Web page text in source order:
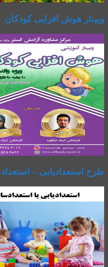
وبینار هوش افزایی کودکان
طرح استعدادیابی –